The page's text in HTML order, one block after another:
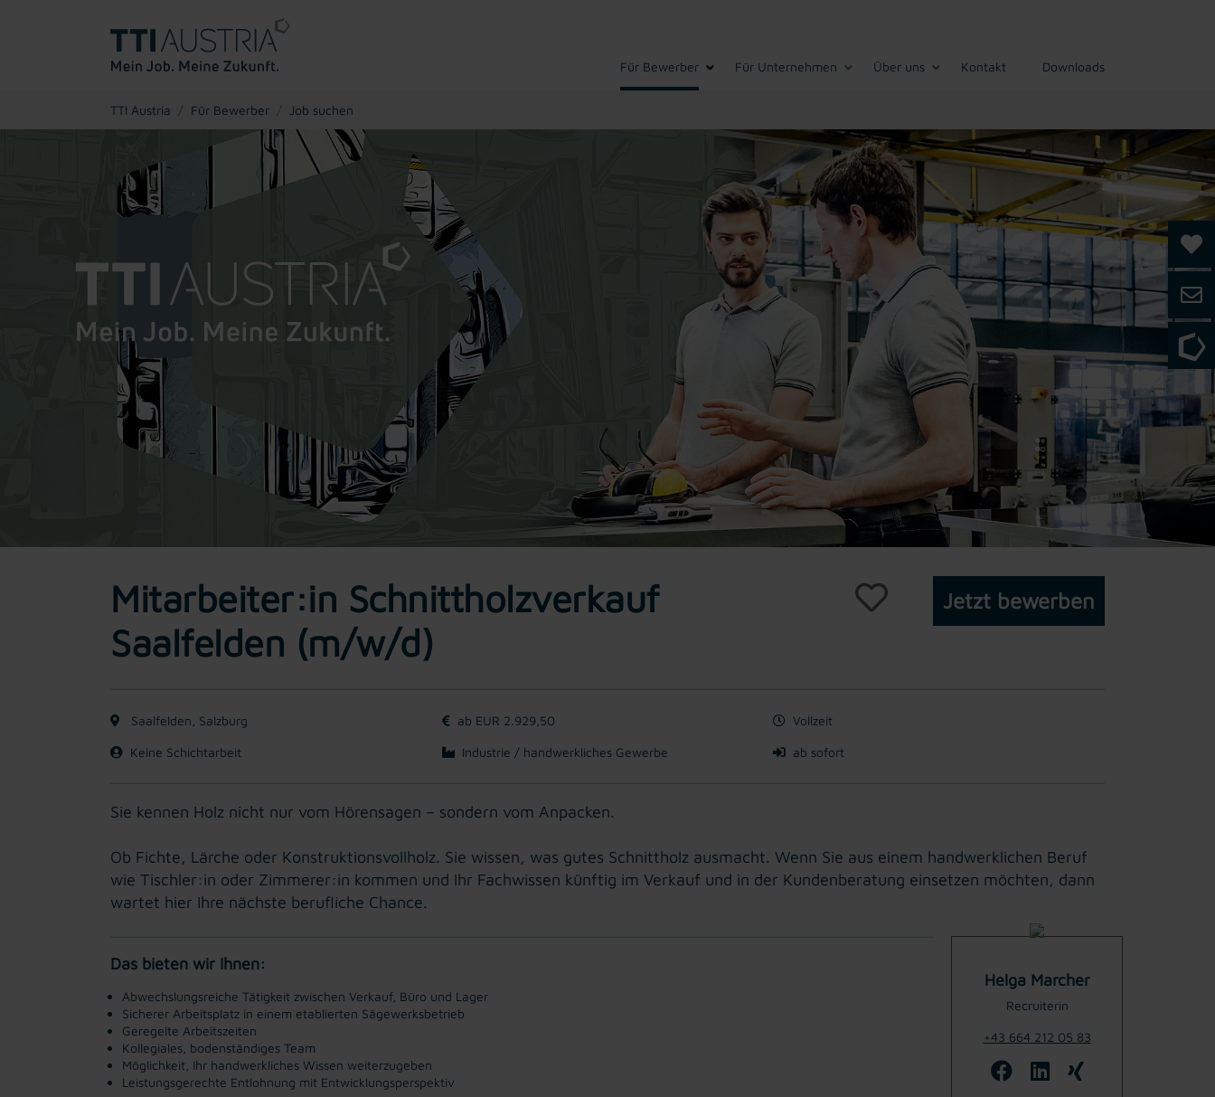
Für Bewerber Für Unternehmen Über uns Kontakt Downloads
TTI Austria Für Bewerber Job suchen
Mitarbeiter:in Schnittholzverkauf
Saalfelden (m/w/d)
Jetzt bewerben
Saalfelden, Salzburg ab EUR 2.929,50 Vollzeit
Keine Schichtarbeit Industrie / handwerkliches Gewerbe ab sofort
Sie kennen Holz nicht nur vom Hörensagen – sondern vom Anpacken.
Ob Fichte, Lärche oder Konstruktionsvollholz. Sie wissen, was gutes Schnittholz ausmacht. Wenn Sie aus einem handwerklichen Beruf
wie Tischler:in oder Zimmerer:in kommen und Ihr Fachwissen künftig im Verkauf und in der Kundenberatung einsetzen möchten, dann
wartet hier Ihre nächste berufliche Chance.
Das bieten wir Ihnen:
Abwechslungsreiche Tätigkeit zwischen Verkauf, Büro und Lager
Sicherer Arbeitsplatz in einem etablierten Sägewerksbetrieb
Geregelte Arbeitszeiten
Kollegiales, bodenständiges Team
Möglichkeit, Ihr handwerkliches Wissen weiterzugeben
Leistungsgerechte Entlohnung mit Entwicklungsperspektiv
Helga Marcher
Recruiterin
+43 664 212 05 83